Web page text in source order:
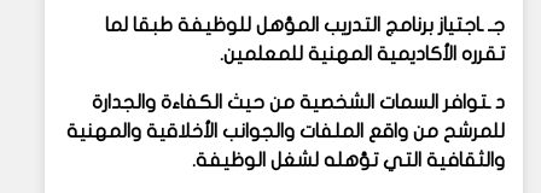
جـ ـاجتياز برنامج التدريب المؤهل للوظيفة طبقا لما
تقرره الأكاديمية المهنية للمعلمين.
د ـتوافر السمات الشخصية من حيث الكفاءة والجدارة
للمرشح من واقع الملفات والجوانب الأخلاقية والمهنية
والثقافية التي تؤهله لشغل الوظيفة.